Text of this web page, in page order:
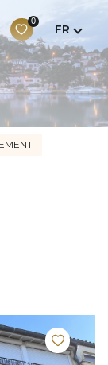
0
FR